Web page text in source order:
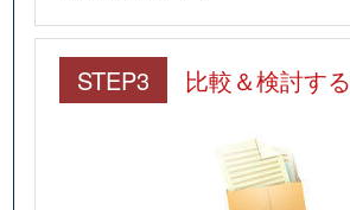
STEP3 比較＆検討する